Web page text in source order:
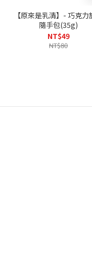
【原來是乳清】- 巧克力
隨手包(35g)
NT$49
NT$80